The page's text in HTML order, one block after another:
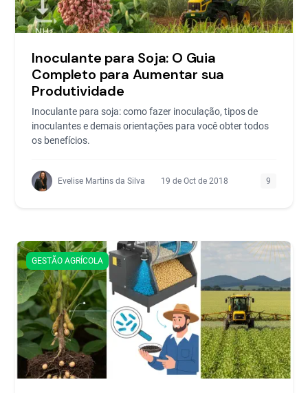
Inoculante para Soja: O Guia
Completo para Aumentar sua
Produtividade
Inoculante para soja: como fazer inoculação, tipos de
inoculantes e demais orientações para você obter todos
os benefícios.
Evelise Martins da Silva 19 de Oct de 2018 9
GESTÃO AGRÍCOLA